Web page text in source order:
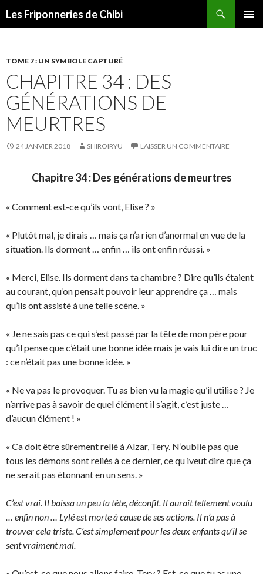
Les Friponneries de Chibi
TOME 7 : UN SYMBOLE CAPTURÉ
CHAPITRE 34 : DES
GÉNÉRATIONS DE
MEURTRES
24 JANVIER 2018 SHIROIRYU LAISSER UN COMMENTAIRE
Chapitre 34 : Des générations de meurtres
« Comment est-ce qu’ils vont, Elise ? »
« Plutôt mal, je dirais … mais ça n’a rien d’anormal en vue de la
situation. Ils dorment … enfin … ils ont enfin réussi. »
« Merci, Elise. Ils dorment dans ta chambre ? Dire qu’ils étaient
au courant, qu’on pensait pouvoir leur apprendre ça … mais
qu’ils ont assisté à une telle scène. »
« Je ne sais pas ce qui s’est passé par la tête de mon père pour
qu’il pense que c’était une bonne idée mais je vais lui dire un truc
: ce n’était pas une bonne idée. »
« Ne va pas le provoquer. Tu as bien vu la magie qu’il utilise ? Je
n’arrive pas à savoir de quel élément il s’agit, c’est juste …
d’aucun élément ! »
« Ca doit être sûrement relié à Alzar, Tery. N’oublie pas que
tous les démons sont reliés à ce dernier, ce qu iveut dire que ça
ne serait pas étonnant en un sens. »
C’est vrai. Il baissa un peu la tête, déconfit. Il aurait tellement voulu
… enfin non … Lylé est morte à cause de ses actions. Il n’a pas à
trouver cela triste. C’est simplement pour les deux enfants qu’il se
sent vraiment mal.